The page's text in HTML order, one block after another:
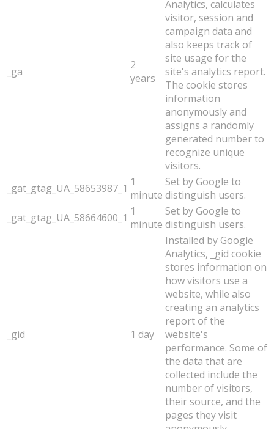
_ga
2
years
Analytics, calculates
visitor, session and
campaign data and
also keeps track of
site usage for the
site's analytics report.
The cookie stores
information
anonymously and
assigns a randomly
generated number to
recognize unique
visitors.
_gat_gtag_UA_58653987_1 1
minute
Set by Google to
distinguish users.
_gat_gtag_UA_58664600_1 1
minute
Set by Google to
distinguish users.
_gid 1 day
Installed by Google
Analytics, _gid cookie
stores information on
how visitors use a
website, while also
creating an analytics
report of the
website's
performance. Some of
the data that are
collected include the
number of visitors,
their source, and the
pages they visit